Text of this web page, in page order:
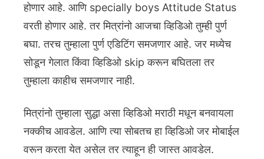
होणार आहे. आणि specially boys Attitude Status
वरती होणार आहे. तर मित्रांनो आजचा व्हिडिओ तुम्ही पुर्ण
बघा. तरच तुम्हाला पुर्ण एडिटिंग समजणार आहे. जर मध्येच
सोडून गेलात किंवा व्हिडिओ skip करून बघितला तर
तुम्हाला काहीच समजणार नाही.
मित्रांनो तुम्हाला सुद्धा असा व्हिडिओ मराठी मधून बनवायला
नक्कीच आवडेल. आणि त्या सोबतच हा व्हिडिओ जर मोबाईल
वरून करता येत असेल तर त्याहून ही जास्त आवडेल.